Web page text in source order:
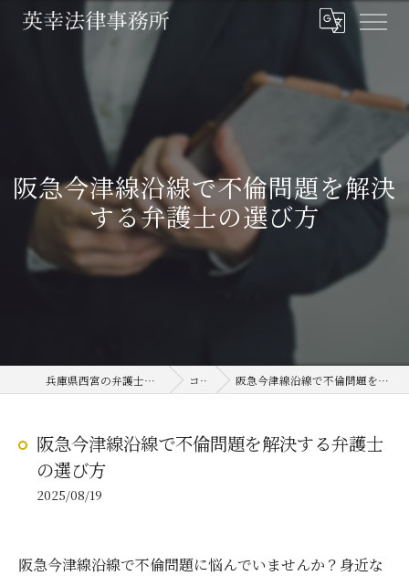
阪急今津線沿線で不倫問題を解決
する弁護士の選び方
兵庫県西宮の弁護士なら英幸法律事務所 コラム 阪急今津線沿線で不倫問題を解決する弁護士の選び方
阪急今津線沿線で不倫問題を解決する弁護士
の選び方
2025/08/19
阪急今津線沿線で不倫問題に悩んでいませんか？身近な